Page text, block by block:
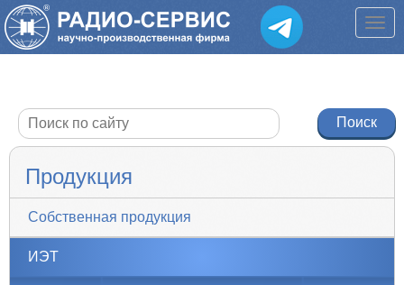
Продукция
Собственная продукция
ИЭТ